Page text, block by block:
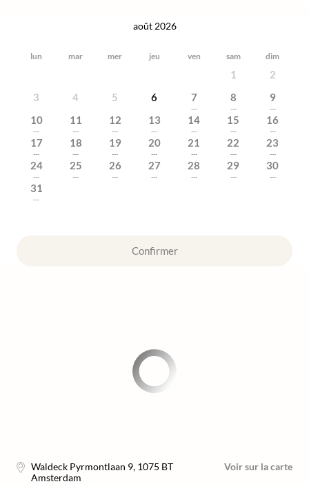
août 2026
lun mar mer jeu ven sam dim
1
2
3
4 5 6 7
---
8
---
9
---
10
---
11
---
12
---
13
---
14
---
15
---
16
---
17
---
18
---
19
---
20
---
21
---
22
---
23
---
24
---
25
---
26
---
27
---
28
---
29
---
30
---
31
---
Confirmer
Waldeck Pyrmontlaan 9, 1075 BT
Amsterdam
Voir sur la carte